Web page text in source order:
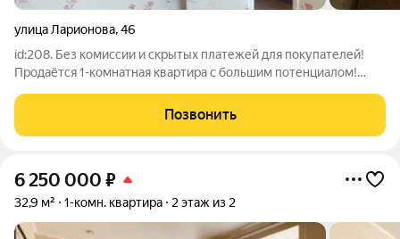
улица Ларионова,46
id:208. Без комиссии и скрытых платежей для покупателей!
Продаётся 1-комнатная квартира с большим потенциалом!
которая станет отличным вариантом для тех, кто хочет
сделать ремонт под себя и воплотить
Позвонить
6 250 000 ₽
32,9 м² 1-комн. квартира 2 этаж из 2